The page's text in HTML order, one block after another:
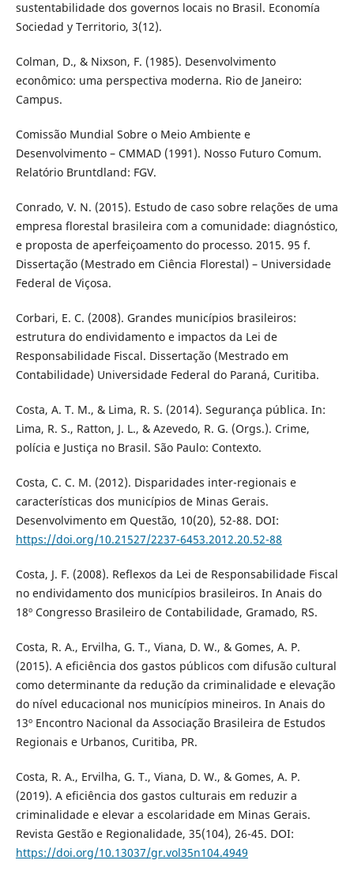
sustentabilidade dos governos locais no Brasil. Economía
Sociedad y Territorio, 3(12).
Colman, D., & Nixson, F. (1985). Desenvolvimento
econômico: uma perspectiva moderna. Rio de Janeiro:
Campus.
Comissão Mundial Sobre o Meio Ambiente e
Desenvolvimento – CMMAD (1991). Nosso Futuro Comum.
Relatório Bruntdland: FGV.
Conrado, V. N. (2015). Estudo de caso sobre relações de uma
empresa florestal brasileira com a comunidade: diagnóstico,
e proposta de aperfeiçoamento do processo. 2015. 95 f.
Dissertação (Mestrado em Ciência Florestal) – Universidade
Federal de Viçosa.
Corbari, E. C. (2008). Grandes municípios brasileiros:
estrutura do endividamento e impactos da Lei de
Responsabilidade Fiscal. Dissertação (Mestrado em
Contabilidade) Universidade Federal do Paraná, Curitiba.
Costa, A. T. M., & Lima, R. S. (2014). Segurança pública. In:
Lima, R. S., Ratton, J. L., & Azevedo, R. G. (Orgs.). Crime,
polícia e Justiça no Brasil. São Paulo: Contexto.
Costa, C. C. M. (2012). Disparidades inter-regionais e
características dos municípios de Minas Gerais.
Desenvolvimento em Questão, 10(20), 52-88. DOI:
https://doi.org/10.21527/2237-6453.2012.20.52-88
Costa, J. F. (2008). Reflexos da Lei de Responsabilidade Fiscal
no endividamento dos municípios brasileiros. In Anais do
18º Congresso Brasileiro de Contabilidade, Gramado, RS.
Costa, R. A., Ervilha, G. T., Viana, D. W., & Gomes, A. P.
(2015). A eficiência dos gastos públicos com difusão cultural
como determinante da redução da criminalidade e elevação
do nível educacional nos municípios mineiros. In Anais do
13º Encontro Nacional da Associação Brasileira de Estudos
Regionais e Urbanos, Curitiba, PR.
Costa, R. A., Ervilha, G. T., Viana, D. W., & Gomes, A. P.
(2019). A eficiência dos gastos culturais em reduzir a
criminalidade e elevar a escolaridade em Minas Gerais.
Revista Gestão e Regionalidade, 35(104), 26-45. DOI:
https://doi.org/10.13037/gr.vol35n104.4949